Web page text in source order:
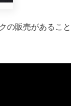
の販売があること